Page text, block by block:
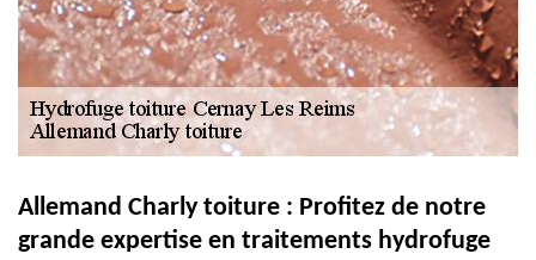
Allemand Charly toiture : Profitez de notre
grande expertise en traitements hydrofuge